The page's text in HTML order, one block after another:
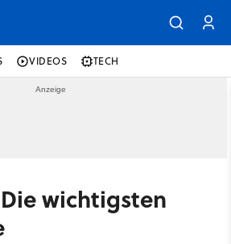
VIDEOS TECH
wichtigsten